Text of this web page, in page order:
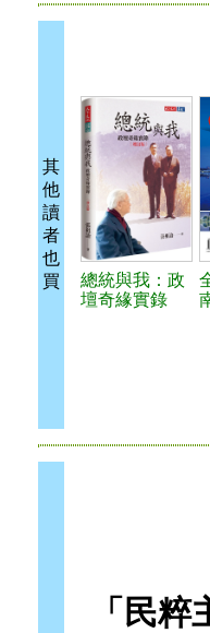
其
他
讀
者
也
買
總統與我：政
壇奇緣實錄
「民